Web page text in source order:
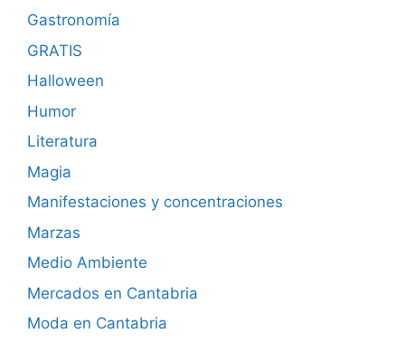
Gastronomía
GRATIS
Halloween
Humor
Literatura
Magia
Manifestaciones y concentraciones
Marzas
Medio Ambiente
Mercados en Cantabria
Moda en Cantabria